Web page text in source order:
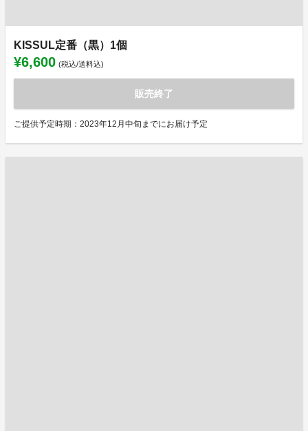
KISSUL定番（黒）1個
¥6,600 (税込/送料込)
販売終了
ご提供予定時期：2023年12月中旬までにお届け予定